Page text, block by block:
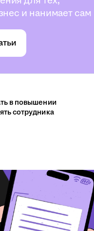
и нанимает сам
в повышении
сотрудника